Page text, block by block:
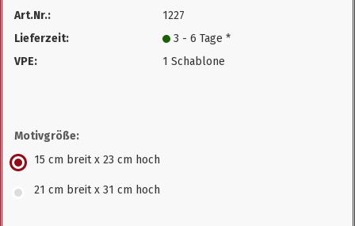
Art.Nr.:
1227
Lieferzeit:
3 - 6 Tage *
VPE:
1 Schablone
Motivgröße:
15 cm breit x 23 cm hoch
21 cm breit x 31 cm hoch